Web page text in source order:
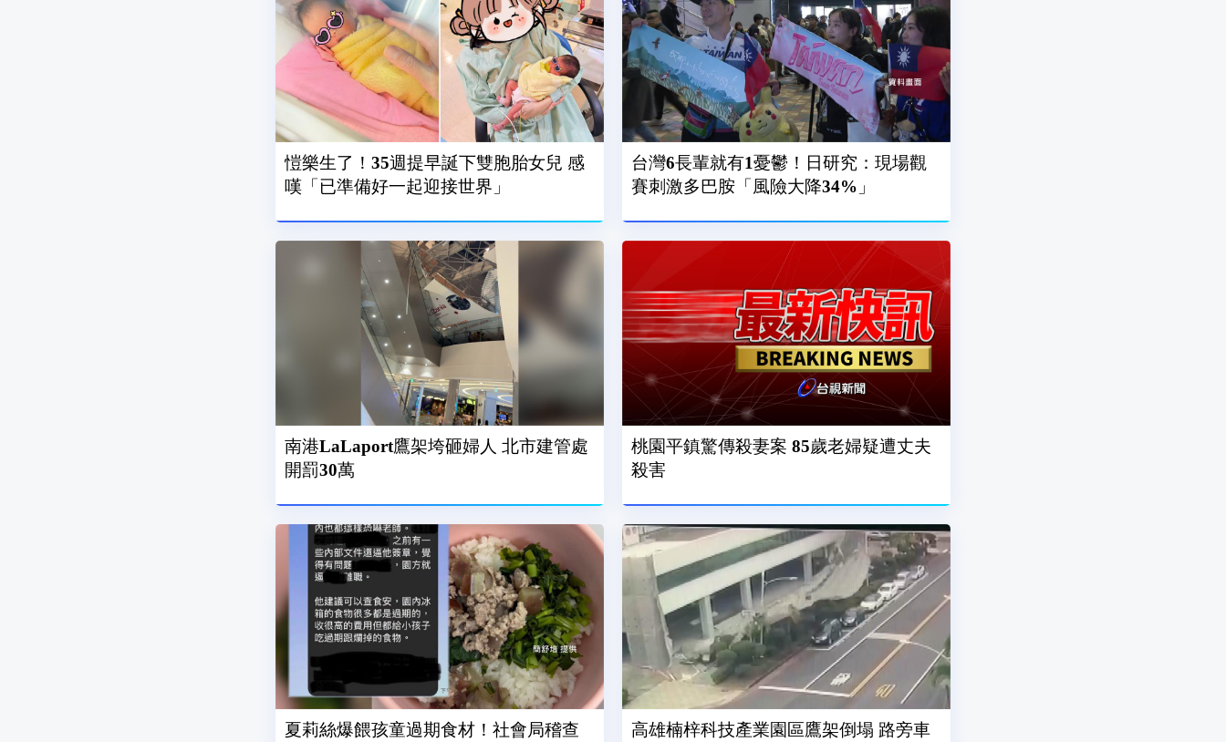
愷樂生了！35週提早誕下雙胞胎女兒 感
嘆「已準備好一起迎接世界」
台灣6長輩就有1憂鬱！日研究：現場觀
賽刺激多巴胺「風險大降34%」
南港LaLaport鷹架垮砸婦人 北市建管處
開罰30萬
桃園平鎮驚傳殺妻案 85歲老婦疑遭丈夫
殺害
夏莉絲爆餵孩童過期食材！社會局稽查 高雄楠梓科技產業園區鷹架倒塌 路旁車